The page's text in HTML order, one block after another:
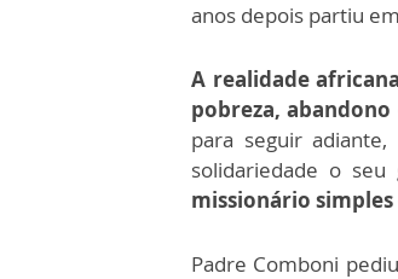
anos depois partiu
A realidade
pobreza,
para seguir
solidariedade o
missionário simples
Padre Comboni